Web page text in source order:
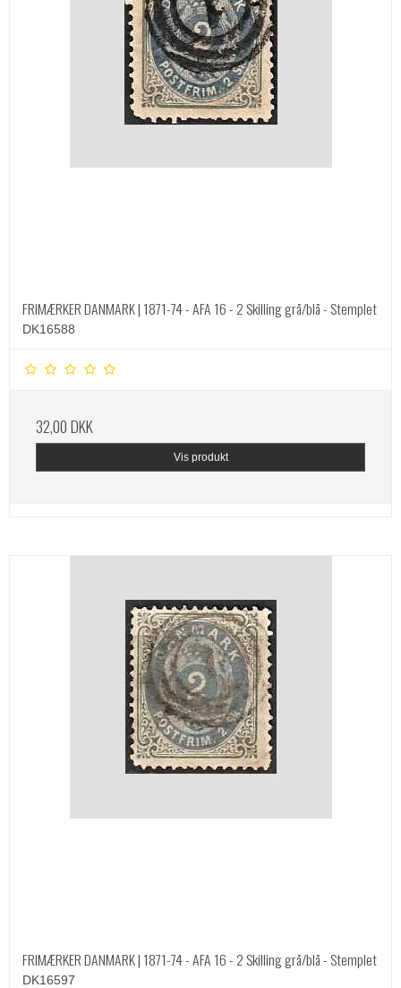
FRIMÆRKER DANMARK | 1871-74 - AFA 16 - 2 Skilling grå/blå - Stemplet
DK16588
32,00 DKK
Vis produkt
FRIMÆRKER DANMARK | 1871-74 - AFA 16 - 2 Skilling grå/blå - Stemplet
DK16597